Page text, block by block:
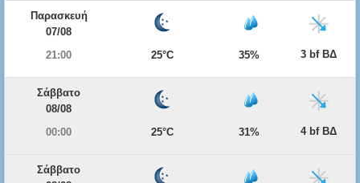
Παρασκευή
07/08
21:00
25°C 35% 3 bf ΒΔ
Σάββατο
08/08
00:00
25°C 31% 4 bf ΒΔ
Σάββατο